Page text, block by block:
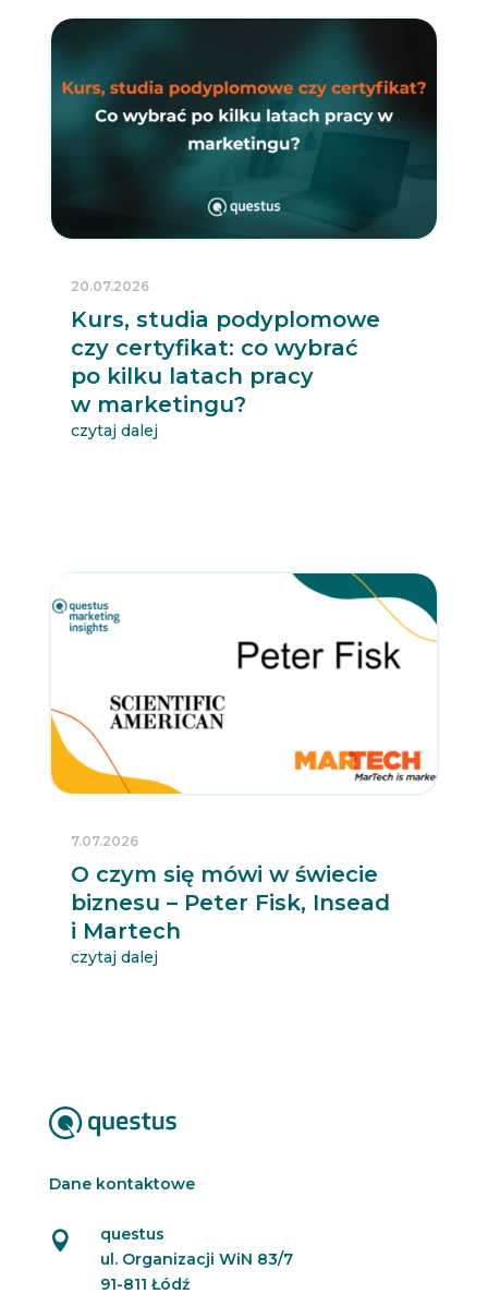
Kurs, studia podyplomowe
czy certyfikat: co wybrać
po kilku latach pracy
w marketingu?
20.07.2026
czytaj dalej
O czym się mówi w świecie
biznesu – Peter Fisk, Insead
i Martech
7.07.2026
czytaj dalej
Dane kontaktowe

questus
ul. Organizacji WiN 83/7
91-811 Łódź